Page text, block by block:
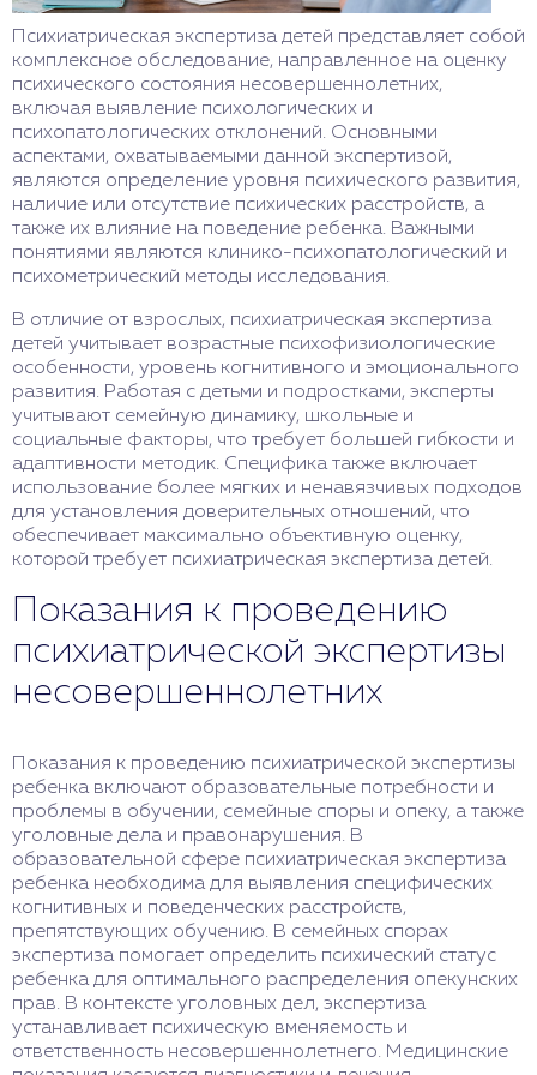
Психиатрическая экспертиза детей представляет собой
комплексное обследование, направленное на оценку
психического состояния несовершеннолетних,
включая выявление психологических и
психопатологических отклонений. Основными
аспектами, охватываемыми данной экспертизой,
являются определение уровня психического развития,
наличие или отсутствие психических расстройств, а
также их влияние на поведение ребенка. Важными
понятиями являются клинико-психопатологический и
психометрический методы исследования.
В отличие от взрослых, психиатрическая экспертиза
детей учитывает возрастные психофизиологические
особенности, уровень когнитивного и эмоционального
развития. Работая с детьми и подростками, эксперты
учитывают семейную динамику, школьные и
социальные факторы, что требует большей гибкости и
адаптивности методик. Специфика также включает
использование более мягких и ненавязчивых подходов
для установления доверительных отношений, что
обеспечивает максимально объективную оценку,
которой требует психиатрическая экспертиза детей.
Показания к проведению
психиатрической экспертизы
несовершеннолетних
Показания к проведению психиатрической экспертизы
ребенка включают образовательные потребности и
проблемы в обучении, семейные споры и опеку, а также
уголовные дела и правонарушения. В
образовательной сфере психиатрическая экспертиза
ребенка необходима для выявления специфических
когнитивных и поведенческих расстройств,
препятствующих обучению. В семейных спорах
экспертиза помогает определить психический статус
ребенка для оптимального распределения опекунских
прав. В контексте уголовных дел, экспертиза
устанавливает психическую вменяемость и
ответственность несовершеннолетнего. Медицинские